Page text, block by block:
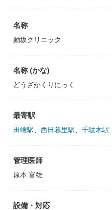
名称
動坂クリニック
名称 (かな)
どうざかくりにっく
最寄駅
田端駅 西日暮里駅 千駄木駅
管理医師
原本 富雄
設備・対応